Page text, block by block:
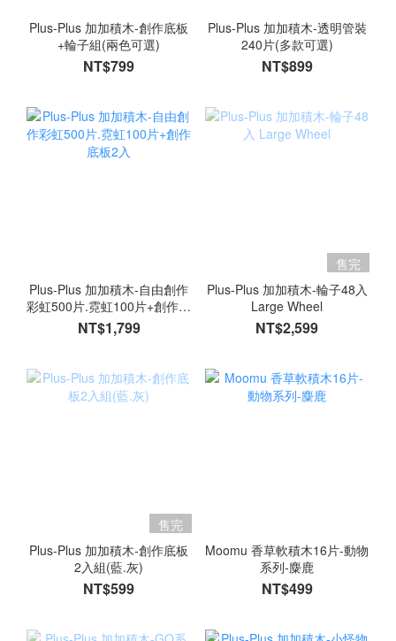
Plus-Plus 加加積木-創作底板
+輪子組(兩色可選)
NT$799
Plus-Plus 加加積木-透明管裝
240片(多款可選)
NT$899
Plus-Plus 加加積木-自由創作
彩虹500片.霓虹100片+創作底
板2入
NT$1,799
售完
Plus-Plus 加加積木-輪子48入
Large Wheel
NT$2,599
售完
Plus-Plus 加加積木-創作底板
2入組(藍.灰)
NT$599
Moomu 香草軟積木16片-動物
系列-麋鹿
NT$499